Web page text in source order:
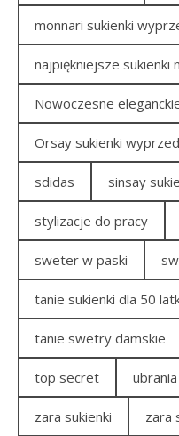
monnari sukienki
najpiękniejsze sukienki
Nowoczesne
Orsay sukienki
sdidas sinsay
stylizacje do pracy
sweter w paski
tanie sukienki dla 50
tanie swetry damskie
top secret
zara sukienki zara